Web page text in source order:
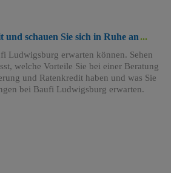
und schauen Sie sich in Ruhe an
Ludwigsburg erwarten können. Sehen
welche Vorteile Sie bei einer Beratung
und Ratenkredit haben und was Sie
bei Baufi Ludwigsburg erwarten.